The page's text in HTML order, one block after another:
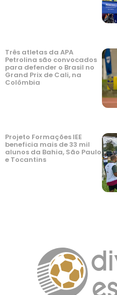
Três atletas da APA
Petrolina são convocados
para defender o Brasil no
Grand Prix de Cali, na
Colômbia
Projeto Formações IEE
beneficia mais de 33 mil
alunos da Bahia, São Paulo
e Tocantins